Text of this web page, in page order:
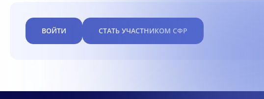
ВОЙТИ СТАТЬ УЧАСТНИКОМ СФР